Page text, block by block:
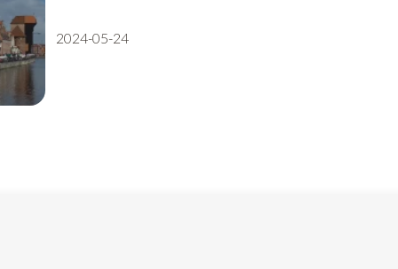
2024-05-24